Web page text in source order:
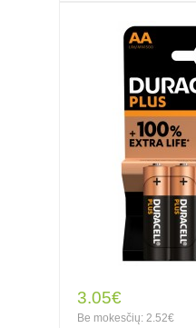
3.05€
Be mokesčių: 2.52€